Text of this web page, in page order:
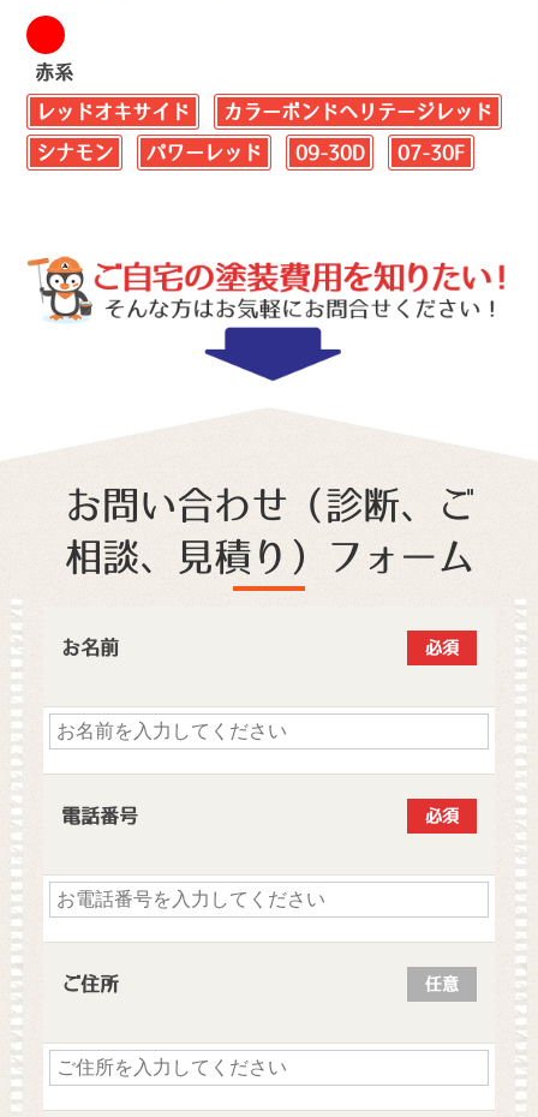
赤系
レッドオキサイド カラーボンドヘリテージレッド
シナモン パワーレッド 09-30D 07-30F
お問い合わせ（診断、ご
相談、見積り）フォーム
お名前 必須
電話番号 必須
ご住所 任意